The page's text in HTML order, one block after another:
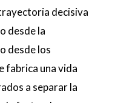
trayectoria decisiva
desde la
desde los
fabrica una vida
a separar la